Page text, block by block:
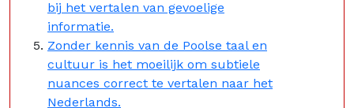
bij het vertalen van gevoelige
informatie.
Zonder kennis van de Poolse taal en
cultuur is het moeilijk om subtiele
nuances correct te vertalen naar het
Nederlands.